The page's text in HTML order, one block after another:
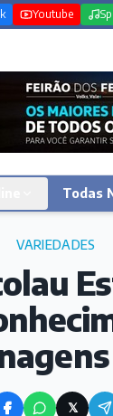
Youtube
Todas
VARIEDADES
𝕏